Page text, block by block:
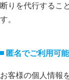
断りを代⾏するこ
す。
匿名でご利⽤可
お客様の個⼈情報